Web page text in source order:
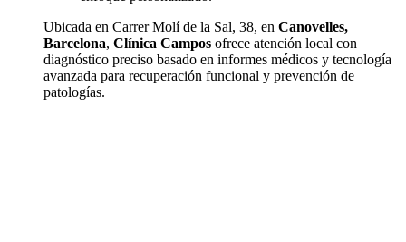
Ubicada en Carrer Molí de la Sal, 38, en Canovelles,
Barcelona, Clínica Campos ofrece atención local con
diagnóstico preciso basado en informes médicos y tecnología
avanzada para recuperación funcional y prevención de
patologías.